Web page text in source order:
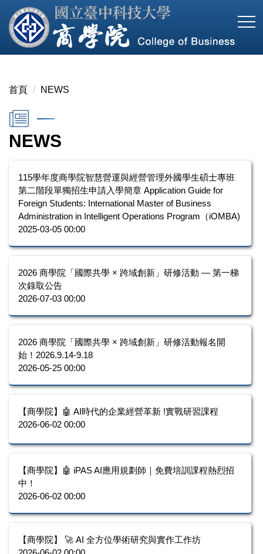
到
主
區
首頁 NEWS
NEWS
115學年度商學院智慧營運與經營管理外國學生碩士專班
第二階段單獨招生申請入學簡章 Application Guide for
Foreign Students: International Master of Business
Administration in Intelligent Operations Program（iOMBA)
2025-03-05 00:00
2026 商學院「國際共學 × 跨域創新」研修活動 — 第一梯
次錄取公告
2026-07-03 00:00
2026 商學院「國際共學 × 跨域創新」研修活動報名開
始！2026.9.14-9.18
2026-05-25 00:00
【商學院】🤖 AI時代的企業經營革新 !實戰研習課程
2026-06-02 00:00
【商學院】🤖 iPAS AI應用規劃師｜免費培訓課程熱烈招
中！
2026-06-02 00:00
【商學院】 🚀 AI 全方位學術研究與實作工作坊